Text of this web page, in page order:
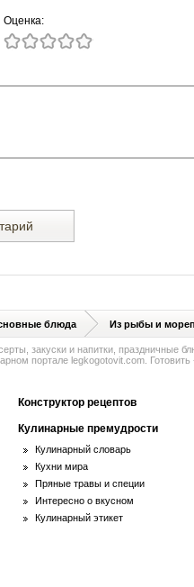
Оценка:
блюда Из рыбы и
закуски и напитки, праздничные
портале legkogotovit.com. Готовить
Конструктор рецептов
Кулинарные премудрости
Кулинарный словарь
Кухни мира
Пряные травы и специи
Интересно о вкусном
Кулинарный этикет